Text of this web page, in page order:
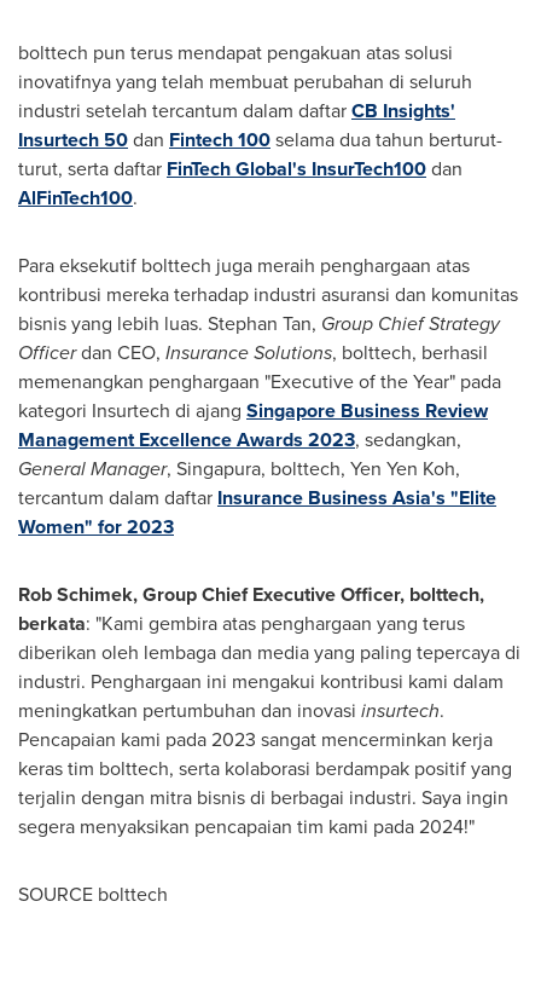
bolttech pun terus mendapat pengakuan atas solusi
inovatifnya yang telah membuat perubahan di seluruh
industri setelah tercantum dalam daftarCB Insights'
Insurtech 50dan Fintech 100selama dua tahun berturut-
turut, serta daftar FinTech Global's InsurTech100dan
AlFinTech100.
Para eksekutif bolttech juga meraih penghargaan atas
kontribusi mereka terhadap industri asuransi dan komunitas
bisnis yang lebih luas. Stephan Tan, Group Chief Strategy
Officerdan CEO, Insurance Solutions, bolttech, berhasil
memenangkan penghargaan "Executive of the Year" pada
kategori Insurtech di ajang Singapore Business Review
Management Excellence Awards 2023, sedangkan,
General Manager, Singapura, bolttech, Yen Yen Koh,
tercantum dalam daftar Insurance Business Asia's "Elite
Women" for 2023
Rob Schimek, Group Chief Executive Officer, bolttech,
berkata: "Kami gembira atas penghargaan yang terus
diberikan oleh lembaga dan media yang paling tepercaya di
industri. Penghargaan ini mengakui kontribusi kami dalam
meningkatkan pertumbuhan dan inovasi insurtech.
Pencapaian kami pada 2023 sangat mencerminkan kerja
keras tim bolttech, serta kolaborasi berdampak positif yang
terjalin dengan mitra bisnis di berbagai industri. Saya ingin
segera menyaksikan pencapaian tim kami pada 2024!"
SOURCE bolttech